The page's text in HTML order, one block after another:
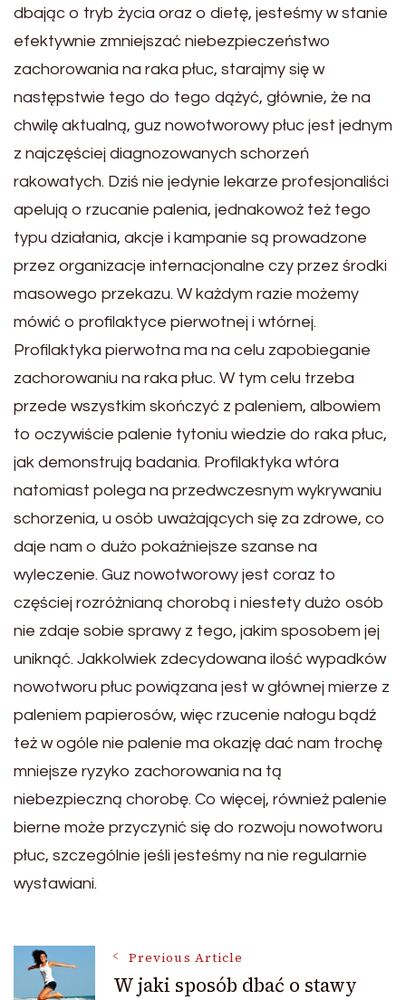
dbając o tryb życia oraz o dietę, jesteśmy w stanie
efektywnie zmniejszać niebezpieczeństwo
zachorowania na raka płuc, starajmy się w
następstwie tego do tego dążyć, głównie, że na
chwilę aktualną, guz nowotworowy płuc jest jednym
z najczęściej diagnozowanych schorzeń
rakowatych. Dziś nie jedynie lekarze profesjonaliści
apelują o rzucanie palenia, jednakowoż też tego
typu działania, akcje i kampanie są prowadzone
przez organizacje internacjonalne czy przez środki
masowego przekazu. W każdym razie możemy
mówić o profilaktyce pierwotnej i wtórnej.
Profilaktyka pierwotna ma na celu zapobieganie
zachorowaniu na raka płuc. W tym celu trzeba
przede wszystkim skończyć z paleniem, albowiem
to oczywiście palenie tytoniu wiedzie do raka płuc,
jak demonstrują badania. Profilaktyka wtóra
natomiast polega na przedwczesnym wykrywaniu
schorzenia, u osób uważających się za zdrowe, co
daje nam o dużo pokaźniejsze szanse na
wyleczenie. Guz nowotworowy jest coraz to
częściej rozróżnianą chorobą i niestety dużo osób
nie zdaje sobie sprawy z tego, jakim sposobem jej
uniknąć. Jakkolwiek zdecydowana ilość wypadków
nowotworu płuc powiązana jest w głównej mierze z
paleniem papierosów, więc rzucenie nałogu bądź
też w ogóle nie palenie ma okazję dać nam trochę
mniejsze ryzyko zachorowania na tą
niebezpieczną chorobę. Co więcej, również palenie
bierne może przyczynić się do rozwoju nowotworu
płuc, szczególnie jeśli jesteśmy na nie regularnie
wystawiani.
Post
Previous Article
W jaki sposób dbać o stawy